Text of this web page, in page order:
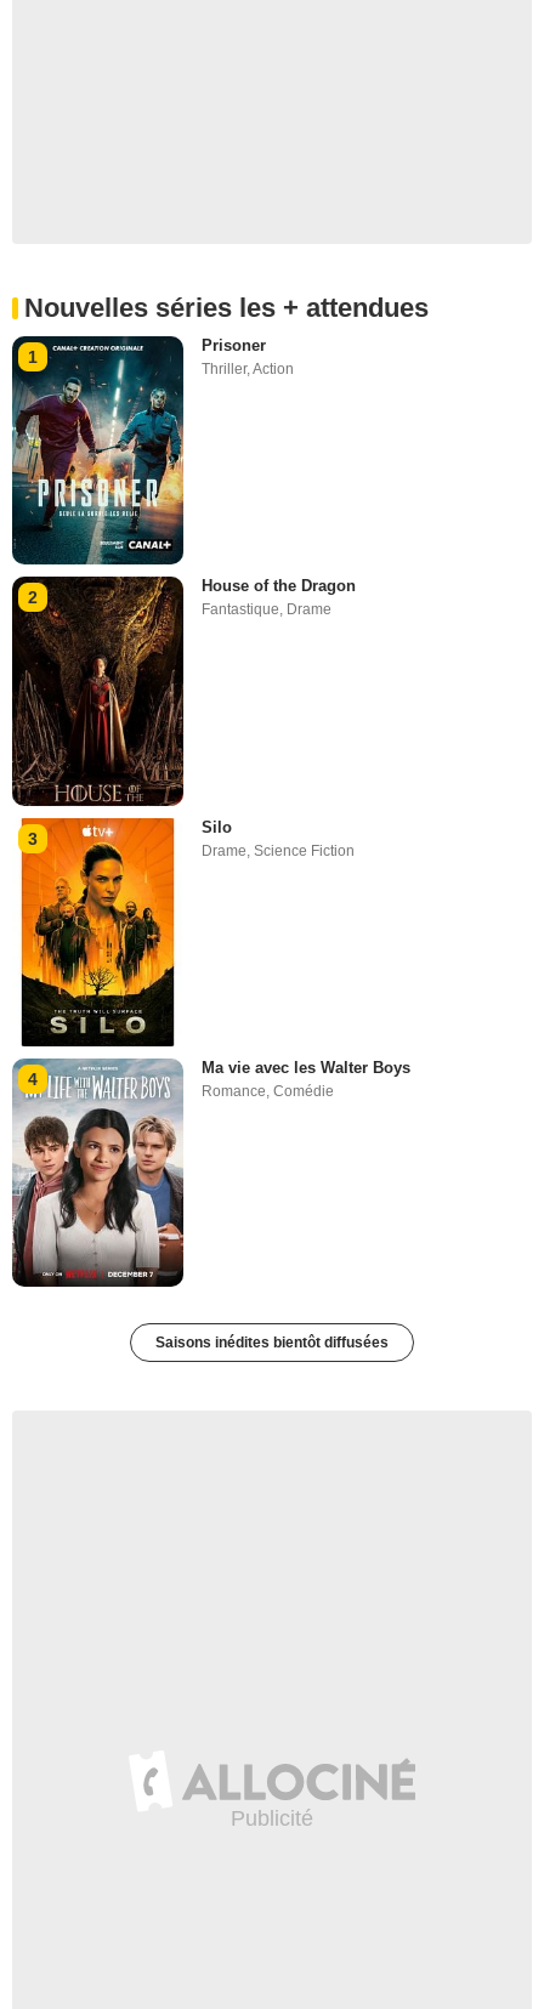
Nouvelles séries les + attendues
1
Prisoner
Thriller,Action
2
House of the Dragon
Fantastique, Drame
3
Silo
Drame ,Science Fiction
4
Ma vie avec les Walter Boys
Romance,Comédie
Saisons inédites bientôt diffusées